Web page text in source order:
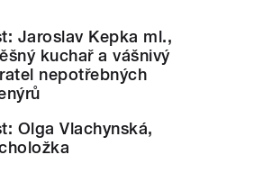
Jaroslav Kepka ml.,
kuchař a vášnivý
nepotřebných
Olga Vlachynská,